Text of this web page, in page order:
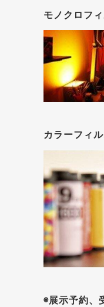
モノクロフ
カラーフィ
◉展示予約、